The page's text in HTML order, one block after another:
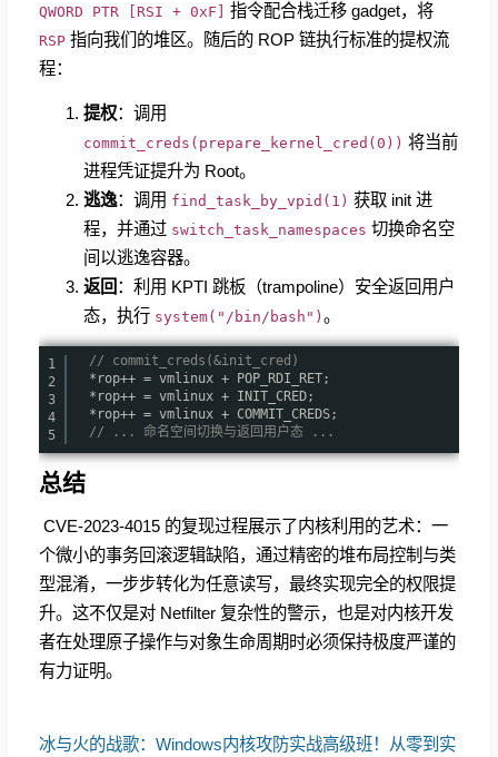
QWORD PTR [RSI + 0xF] 指令配合栈迁移 gadget，将
RSP 指向我们的堆区。随后的 ROP 链执行标准的提权流
程：
提权：调用
commit_creds(prepare_kernel_cred(0)) 将当前
进程凭证提升为 Root。
逃逸：调用 find_task_by_vpid(1) 获取 init 进
程，并通过 switch_task_namespaces 切换命名空
间以逃逸容器。
返回 ：利用 KPTI 跳板（trampoline）安全返回用户
态，执行 system("/bin/bash")。
1
2
3
4
5
// commit_creds(&init_cred)
*rop++ = vmlinux + POP_RDI_RET;
*rop++ = vmlinux + INIT_CRED;
*rop++ = vmlinux + COMMIT_CREDS;
// ... 命名空间切换与返回用户态 ...
总结
​ CVE-2023-4015 的复现过程展示了内核利用的艺术：一
个微小的事务回滚逻辑缺陷，通过精密的堆布局控制与类
型混淆，一步步转化为任意读写，最终实现完全的权限提
升。这不仅是对 Netfilter 复杂性的警示，也是对内核开发
者在处理原子操作与对象生命周期时必须保持极度严谨的
有力证明。
冰与火的战歌：Windows内核攻防实战高级班！从零到实